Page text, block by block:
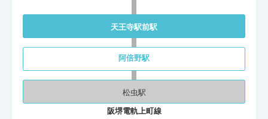
天王寺駅前駅
阿倍野駅
松虫駅
阪堺電軌上町線